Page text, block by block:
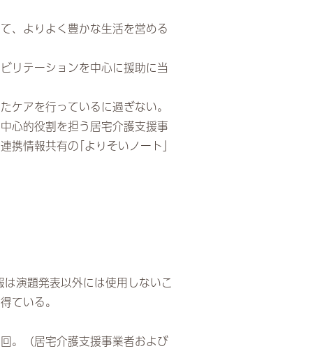
、よりよく豊かな生活を営める
リテーションを中心に援助に当
ケアを行っているに過ぎない。
心的役割を担う居宅介護支援事
携情報共有の｢よりそいノート｣
演題発表以外には使用しないこ
ている。
。（居宅介護支援事業者および